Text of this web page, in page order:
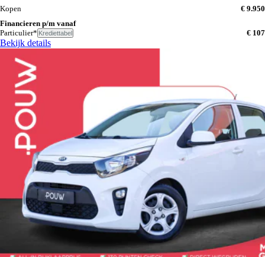
Kopen
€ 9.950
Financieren p/m vanaf
Particulier* Krediettabel € 107
Bekijk details